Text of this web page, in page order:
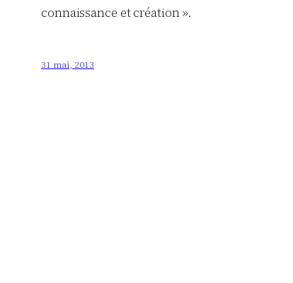
connaissance et création ».
31 mai, 2013